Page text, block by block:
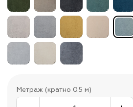
Метраж (кратно 0.5 м)